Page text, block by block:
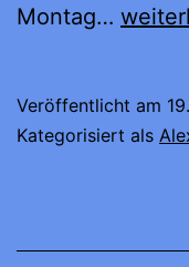
Montag… Erster
Veröffentlicht am
Kategorisiert als